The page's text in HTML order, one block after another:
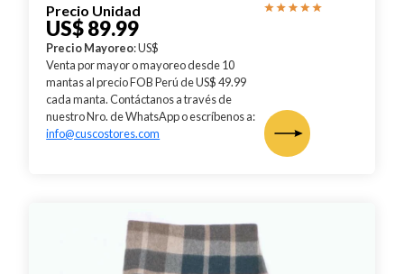
Precio Unidad
US$ 89.99
Precio Mayoreo: US$
Venta por mayor o mayoreo desde 10
mantas al precio FOB Perú de US$ 49.99
cada manta. Contáctanos a través de
nuestro Nro. de WhatsApp o escríbenos a:
info@cuscostores.com